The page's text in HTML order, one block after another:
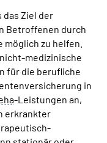
das Ziel der
Betroffenen durch
zu helfen.
medizinische
für die berufliche
in
-Leistungen an,
erkrankter